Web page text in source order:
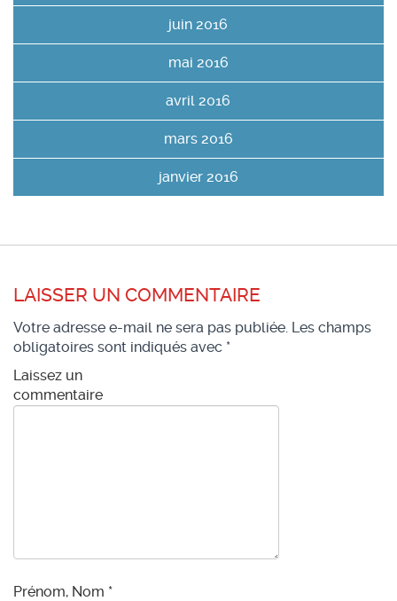
juin 2016
mai 2016
avril 2016
mars 2016
janvier 2016
LAISSER UN COMMENTAIRE
Votre adresse e-mail ne sera pas publiée. Les champs
obligatoires sont indiqués avec *
Laissez un
commentaire
Prénom, Nom *